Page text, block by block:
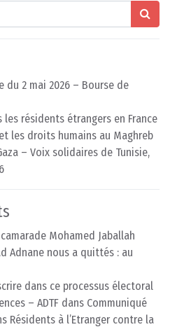
du 2 mai 2026 – Bourse de
résidents étrangers en France
les droits humains au Maghreb
– Voix solidaires de Tunisie,
Mohamed Jaballah
Adnane nous a quittés : au
dans ce processus électoral
– ADTF dans Communiqué
Résidents à l’Etranger contre la